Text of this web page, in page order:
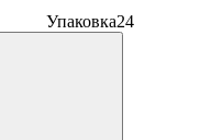
Упаковка24